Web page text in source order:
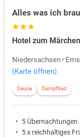
Alles was ich
Hotel zum
Niedersachsen
(Karte öffnen)
Sauna Dampfbad
5 Übernachtungen
5 x reichhaltiges